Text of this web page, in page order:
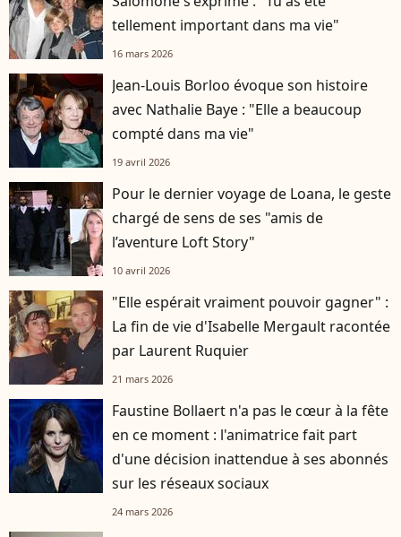
tellement important dans ma vie"
16 mars 2026
Jean-Louis Borloo évoque son histoire
avec Nathalie Baye : "Elle a beaucoup
compté dans ma vie"
19 avril 2026
Pour le dernier voyage de Loana, le geste
chargé de sens de ses "amis de
l’aventure Loft Story"
10 avril 2026
"Elle espérait vraiment pouvoir gagner" :
La fin de vie d'Isabelle Mergault racontée
par Laurent Ruquier
21 mars 2026
Faustine Bollaert n'a pas le cœur à la fête
en ce moment : l'animatrice fait part
d'une décision inattendue à ses abonnés
sur les réseaux sociaux
24 mars 2026